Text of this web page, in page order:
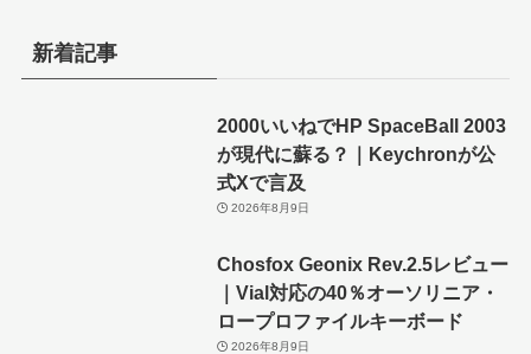
新着記事
2000いいねでHP SpaceBall 2003
が現代に蘇る？｜Keychronが公
式Xで言及
2026年8月9日
Chosfox Geonix Rev.2.5レビュー
｜Vial対応の40％オーソリニア・
ロープロファイルキーボード
2026年8月9日